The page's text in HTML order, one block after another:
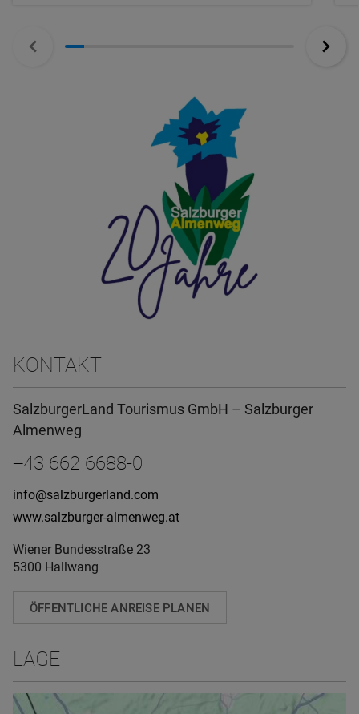
KONTAKT
SalzburgerLand Tourismus GmbH – Salzburger
Almenweg
+43 662 6688-0
info@salzburgerland.com
www.salzburger-almenweg.at
Wiener Bundesstraße 23
5300 Hallwang
ÖFFENTLICHE ANREISE PLANEN
LAGE